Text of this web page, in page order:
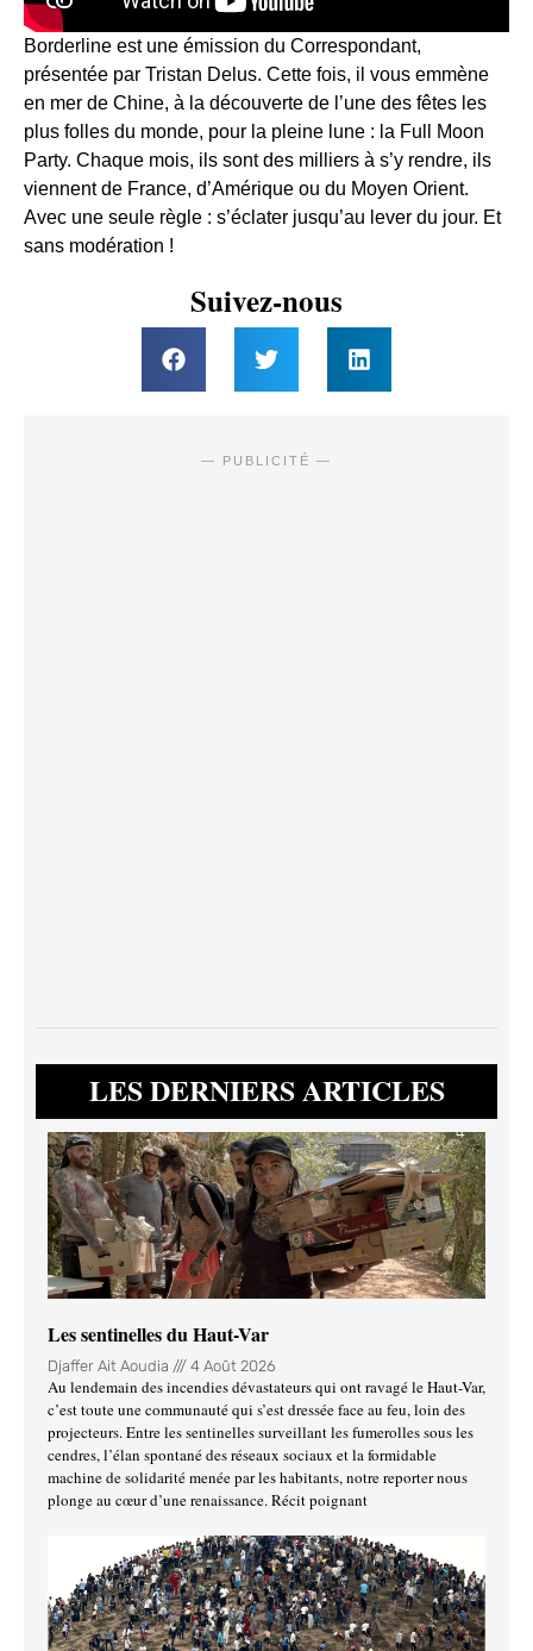
Borderline est une émission du Correspondant,
présentée par Tristan Delus. Cette fois, il vous emmène
en mer de Chine, à la découverte de l’une des fêtes les
plus folles du monde, pour la pleine lune : la Full Moon
Party. Chaque mois, ils sont des milliers à s’y rendre, ils
viennent de France, d’Amérique ou du Moyen Orient.
Avec une seule règle : s’éclater jusqu’au lever du jour. Et
sans modération !
Suivez-nous
— PUBLICITÉ —
LES DERNIERS ARTICLES
Les sentinelles du Haut-Var
Djaffer Ait Aoudia 4 Août 2026
Au lendemain des incendies dévastateurs qui ont ravagé le Haut-Var,
c’est toute une communauté qui s’est dressée face au feu, loin des
projecteurs. Entre les sentinelles surveillant les fumerolles sous les
cendres, l’élan spontané des réseaux sociaux et la formidable
machine de solidarité menée par les habitants, notre reporter nous
plonge au cœur d’une renaissance. Récit poignant